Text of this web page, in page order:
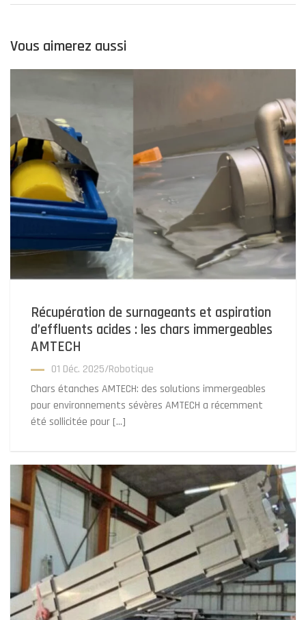
Vous aimerez aussi
Récupération de surnageants et aspiration
d’effluents acides : les chars immergeables
AMTECH
01 Déc. 2025/Robotique
Chars étanches AMTECH: des solutions immergeables
pour environnements sévères AMTECH a récemment
été sollicitée pour […]